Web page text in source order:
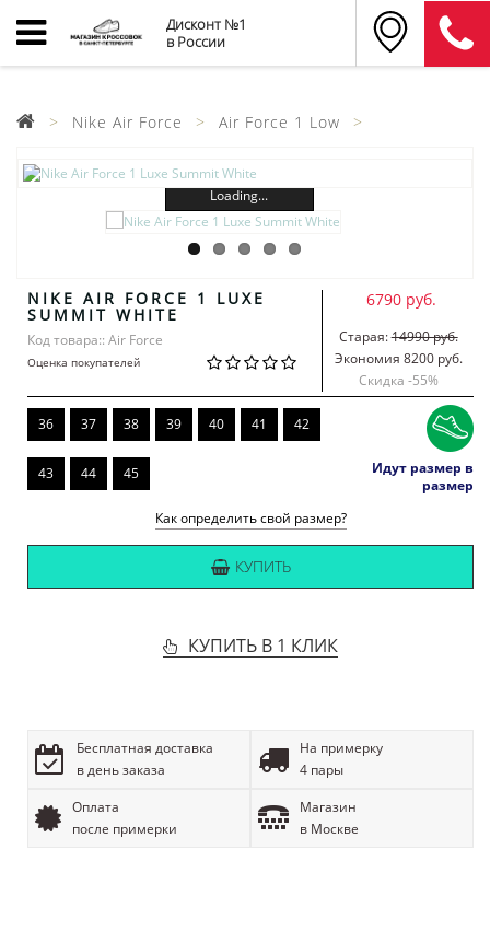
Дисконт №1
в России
Nike Air Force Air Force 1 Low
Loading...
NIKE AIR FORCE 1 LUXE
SUMMIT WHITE
Код товара:: Air Force
Оценка покупателей
6790 руб.
Старая:14990 руб.
Экономия 8200 руб.
Скидка -55%
36 37 38 39 40 41 42
43 44 45
Идут размер в
размер
Как определить свой размер?
КУПИТЬ
КУПИТЬ В 1 КЛИК
Бесплатная доставка
в день заказа
На примерку
4 пары
Оплата
после примерки
Магазин
в Москве